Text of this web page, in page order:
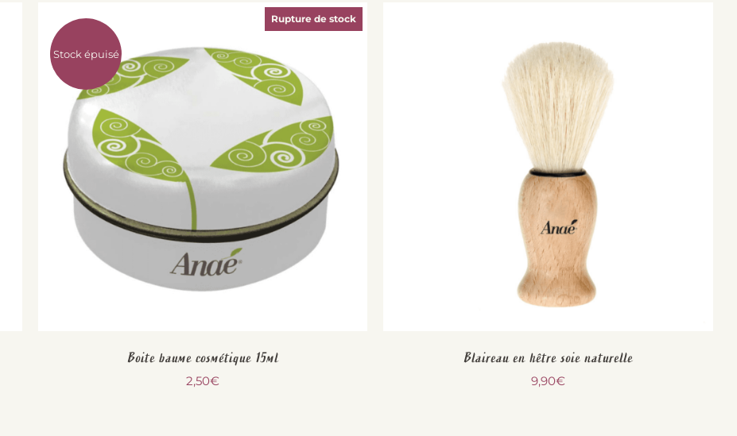
Stock épuisé
Rupture de stock
Boite baume cosmétique 15ml
2,50€
Blaireau en hêtre soie naturelle
9,90€